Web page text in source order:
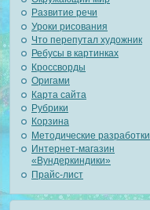
Развитие речи
Уроки рисования
Что перепутал художник
Ребусы в картинках
Кроссворды
Оригами
Карта сайта
Рубрики
Корзина
Методические разработки
Интернет-магазин
«Вундеркиндики»
Прайс-лист